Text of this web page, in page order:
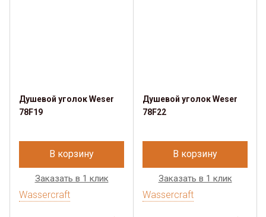
Душевой уголок Weser
78F19
В корзину
Заказать в 1 клик
Wassercraft
Душевой уголок Weser
78F22
В корзину
Заказать в 1 клик
Wassercraft